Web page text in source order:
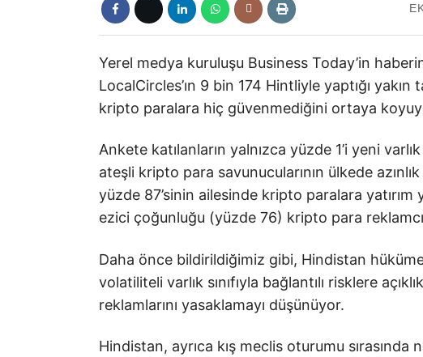
Yerel medya kuruluşu Business Today’in
LocalCircles’ın 9 bin 174 Hintliyle yaptığı
kripto paralara hiç güvenmediğini ortaya
Ankete katılanların yalnızca yüzde 1’i yeni
ateşli kripto para savunucularının ülkede
yüzde 87’sinin ailesinde kripto paralara
ezici çoğunluğu (yüzde 76) kripto para
Daha önce bildirildiğimiz gibi, Hindistan
volatiliteli varlık sınıfıyla bağlantılı risklere
reklamlarını yasaklamayı düşünüyor.
Hindistan, ayrıca kış meclis oturumu